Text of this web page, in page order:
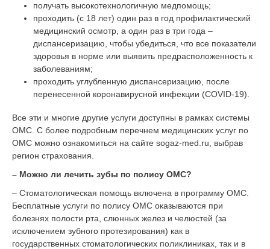
получать высокотехнологичную медпомощь;
проходить (с 18 лет) один раз в год профилактический
медицинский осмотр, а один раз в три года –
диспансеризацию, чтобы убедиться, что все показатели
здоровья в норме или выявить предрасположенность к
заболеваниям;
проходить углубленную диспансеризацию, после
перенесенной коронавирусной инфекции (COVID-19).
Все эти и многие другие услуги доступны в рамках системы
ОМС. С более подробным перечнем медицинских услуг по
ОМС можно ознакомиться на сайте sogaz-med.ru, выбрав
регион страхования.
– Можно ли лечить зубы по полису ОМС?
– Стоматологическая помощь включена в программу ОМС.
Бесплатные услуги по полису ОМС оказываются при
болезнях полости рта, слюнных желез и челюстей (за
исключением зубного протезирования) как в
государственных стоматологических поликлиниках, так и в